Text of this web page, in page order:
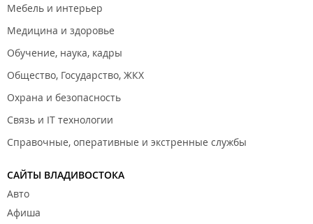
Мебель и интерьер
Медицина и здоровье
Обучение, наука, кадры
Общество, Государство, ЖКХ
Охрана и безопасность
Связь и IT технологии
Справочные, оперативные и экстренные службы
САЙТЫ ВЛАДИВОСТОКА
Авто
Афиша